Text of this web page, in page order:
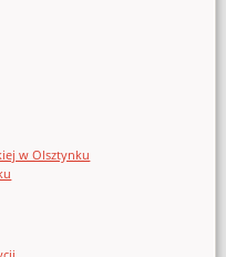
w Olsztynku